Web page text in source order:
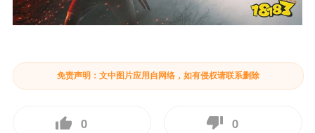
免责声明：文中图片应用自网络，如有侵权请联系删除
0 0